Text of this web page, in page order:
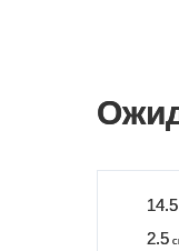
14.5
2.5